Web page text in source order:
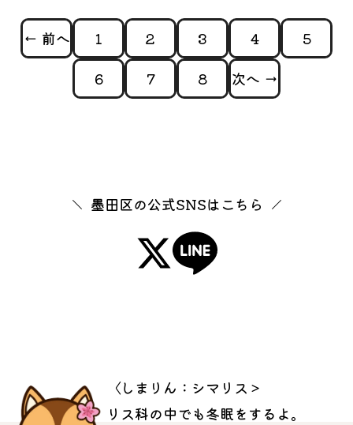
← 前へ 1 2 3 4
5
6
7 8 次へ →
墨田区の公式SNSはこちら
〈しまりん：シマリス＞
リス科の中でも冬眠をするよ。